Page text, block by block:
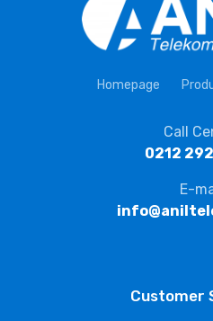
Homepage
Call
0212
E-
Customer